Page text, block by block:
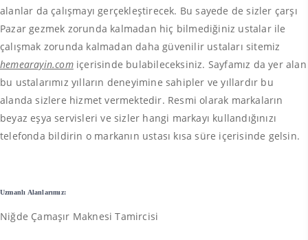
alanlar da çalışmayı gerçekleştirecek. Bu sayede de sizler çarşı
Pazar gezmek zorunda kalmadan hiç bilmediğiniz ustalar ile
çalışmak zorunda kalmadan daha güvenilir ustaları sitemiz
hemearayin.comiçerisinde bulabileceksiniz. Sayfamız da yer alan
bu ustalarımız yılların deneyimine sahipler ve yıllardır bu
alanda sizlere hizmet vermektedir. Resmi olarak markaların
beyaz eşya servisleri ve sizler hangi markayı kullandığınızı
telefonda bildirin o markanın ustası kısa süre içerisinde gelsin.
Uzmanlı Alanlarımız:
Niğde Çamaşır Maknesi Tamircisi